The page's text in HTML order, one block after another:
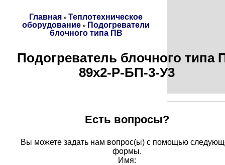
Главная » Теплотехническое
оборудование » Подогреватели
блочного типа ПВ
Подогреватель блочного типа
89х2-Р-БП-3-У3
Есть вопросы?
Вы можете задать нам вопрос(ы) с помощью
формы.
Имя: